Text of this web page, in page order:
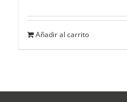
Añadir al carrito